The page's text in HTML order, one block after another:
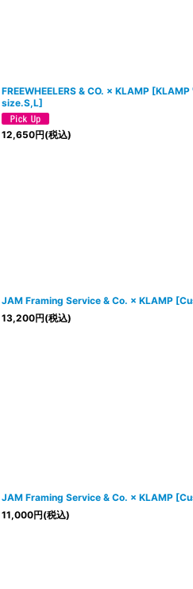
FREEWHEELERS & CO. × KLAMP [
size.S,L]
12,650円(税込)
JAM Framing Service & Co. × KLAMP [
13,200円(税込)
JAM Framing Service & Co. × KLAMP [
11,000円(税込)